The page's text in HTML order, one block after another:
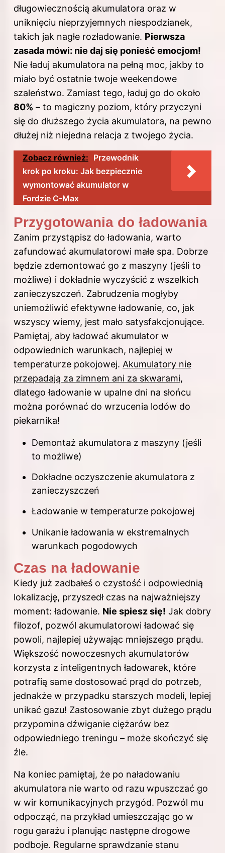
długowiecznością akumulatora oraz w
uniknięciu nieprzyjemnych niespodzianek,
takich jak nagłe rozładowanie. Pierwsza
zasada mówi: nie daj się ponieść emocjom!
Nie ładuj akumulatora na pełną moc, jakby to
miało być ostatnie twoje weekendowe
szaleństwo. Zamiast tego, ładuj go do około
80% – to magiczny poziom, który przyczyni
się do dłuższego życia akumulatora, na pewno
dłużej niż niejedna relacja z twojego życia.
Zobacz również: Przewodnik
krok po kroku: Jak bezpiecznie
wymontować akumulator w
Fordzie C-Max
Przygotowania do ładowania
Zanim przystąpisz do ładowania, warto
zafundować akumulatorowi małe spa. Dobrze
będzie zdemontować go z maszyny (jeśli to
możliwe) i dokładnie wyczyścić z wszelkich
zanieczyszczeń. Zabrudzenia mogłyby
uniemożliwić efektywne ładowanie, co, jak
wszyscy wiemy, jest mało satysfakcjonujące.
Pamiętaj, aby ładować akumulator w
odpowiednich warunkach, najlepiej w
temperaturze pokojowej. Akumulatory nie
przepadają za zimnem ani za skwarami,
dlatego ładowanie w upalne dni na słońcu
można porównać do wrzucenia lodów do
piekarnika!
Demontaż akumulatora z maszyny (jeśli
to możliwe)
Dokładne oczyszczenie akumulatora z
zanieczyszczeń
Ładowanie w temperaturze pokojowej
Unikanie ładowania w ekstremalnych
warunkach pogodowych
Czas na ładowanie
Kiedy już zadbałeś o czystość i odpowiednią
lokalizację, przyszedł czas na najważniejszy
moment: ładowanie. Nie spiesz się! Jak dobry
filozof, pozwól akumulatorowi ładować się
powoli, najlepiej używając mniejszego prądu.
Większość nowoczesnych akumulatorów
korzysta z inteligentnych ładowarek, które
potrafią same dostosować prąd do potrzeb,
jednakże w przypadku starszych modeli, lepiej
unikać gazu! Zastosowanie zbyt dużego prądu
przypomina dźwiganie ciężarów bez
odpowiedniego treningu – może skończyć się
źle.
Na koniec pamiętaj, że po naładowaniu
akumulatora nie warto od razu wpuszczać go
w wir komunikacyjnych przygód. Pozwól mu
odpocząć, na przykład umieszczając go w
rogu garażu i planując następne drogowe
podboje. Regularne sprawdzanie stanu